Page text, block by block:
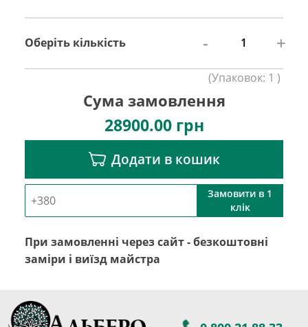
Оберіть кількість - +
(Упаковок: 1 )
Сума замовлення
28900.00грн
Додати в кошик
Замовити в 1
клік
При замовленні через сайт - безкоштовні
заміри і виїзд майстра